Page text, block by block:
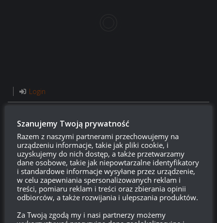
Login
{} [+]
Ta strona używa Akismet do redukcji spamu.Dowiedz się,
w jaki sposób przetwarzane są dane Twoich komentarzy.
KOMENTARZY
Szanujemy Twoją prywatność
Razem z naszymi partnerami przechowujemy na
urządzeniu informacje, takie jak pliki cookie, i
uzyskujemy do nich dostęp, a także przetwarzamy
dane osobowe, takie jak niepowtarzalne identyfikatory
i standardowe informacje wysyłane przez urządzenie,
w celu zapewniania spersonalizowanych reklam i
treści, pomiaru reklam i treści oraz zbierania opinii
odbiorców, a także rozwijania i ulepszania produktów.
Za Twoją zgodą my i nasi partnerzy możemy